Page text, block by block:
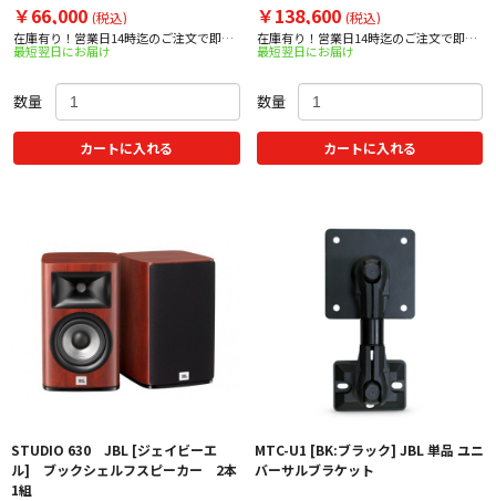
￥66,000 (税込)
在庫有り！営業日14時迄のご注文で即日
出荷！
最短翌日にお届け
数量
カートに入れる
￥138,600 (税込)
在庫有り！営業日14時迄のご注文で即日
出荷！
最短翌日にお届け
数量
カートに入れる
STUDIO 630 JBL [ジェイビーエ
ル] ブックシェルフスピーカー 2本
1組
MTC-U1 [BK:ブラック] JBL 単品 ユニ
バーサルブラケット